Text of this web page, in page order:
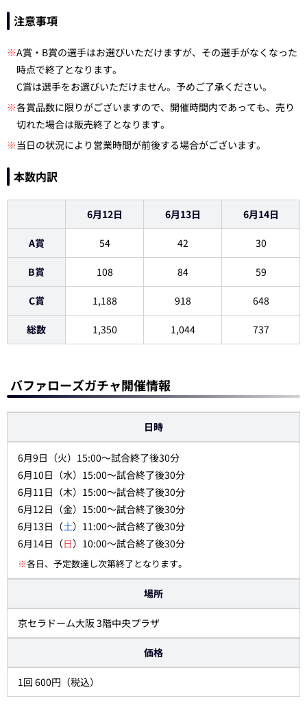
注意事項
※A賞・B賞の選手はお選びいただけますが、その選手がなくなった
時点で終了となります。
C賞は選手をお選びいただけません。予めご了承ください。
※各賞品数に限りがございますので、開催時間内であっても、売り
切れた場合は販売終了となります。
※当日の状況により営業時間が前後する場合がございます。
本数内訳
6月12日 6月13日 6月14日
A賞 54 42 30
B賞 108 84 59
C賞 1,188 918 648
総数 1,350 1,044 737
バファローズガチャ開催情報
日時
6月9日（火）15:00～試合終了後30分
6月10日（水）15:00～試合終了後30分
6月11日（木）15:00～試合終了後30分
6月12日（金）15:00～試合終了後30分
6月13日（土）11:00～試合終了後30分
6月14日（日）10:00～試合終了後30分
※各日、予定数達し次第終了となります。
場所
京セラドーム大阪 3階中央プラザ
価格
1回 600円（税込）